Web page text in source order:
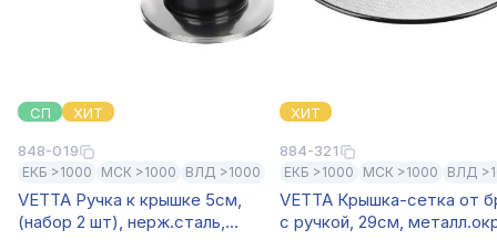
СП ХИТ
848-019
ЕКБ >1000 МСК >1000 ВЛД >1000
VETTA Ручка к крышке 5см,
(набор 2 шт), нерж.сталь,
ХИТ
884-321
ЕКБ >1000 МСК >1000 ВЛД
VETTA Крышка-сетка от
с ручкой, 29см,